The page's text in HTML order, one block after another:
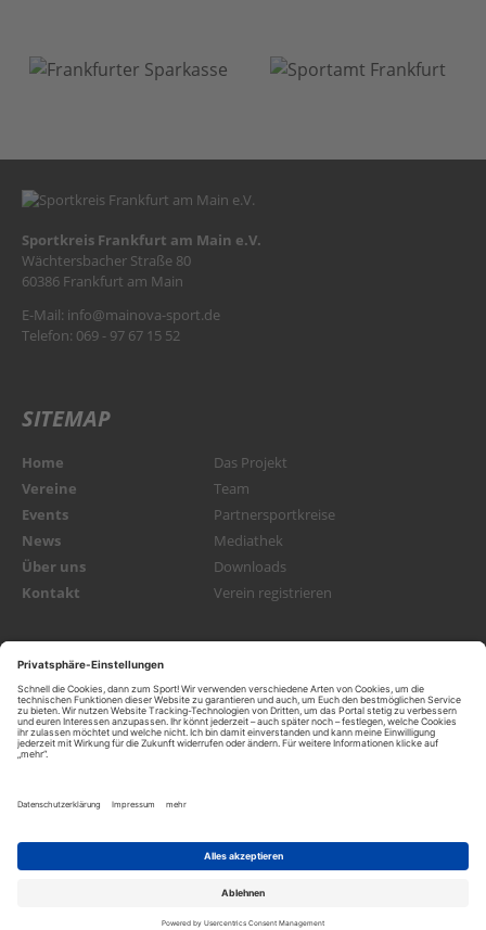
Sportkreis Frankfurt am Main e.V.
Wächtersbacher Straße 80
60386 Frankfurt am Main
E-Mail: info@mainova-sport.de
Telefon: 069 - 97 67 15 52
SITEMAP
Home
Vereine
Events
News
Über uns
Kontakt
Das Projekt
Team
Partnersportkreise
Mediathek
Downloads
Verein registrieren
NEWSLETTER